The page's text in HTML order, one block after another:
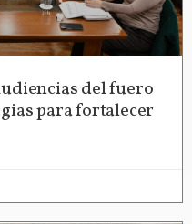
del fuero
para fortalecer